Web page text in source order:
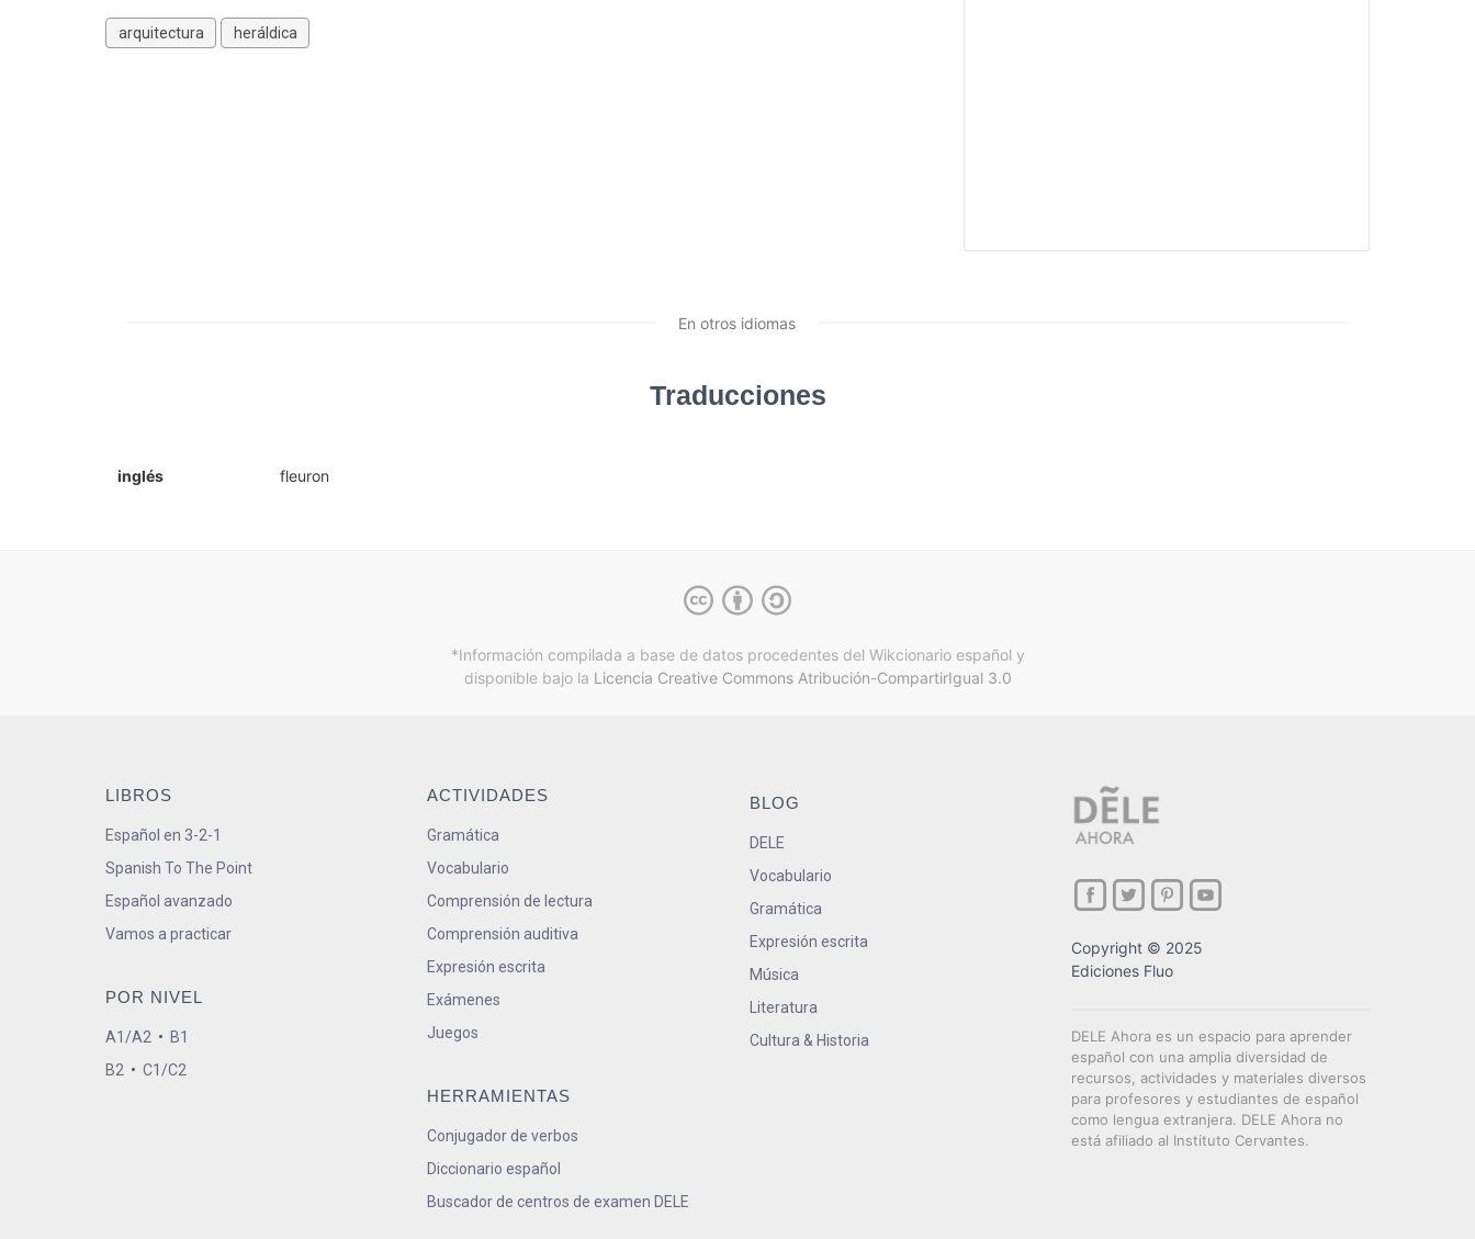
arquitectura heráldica
En otros idiomas
Traducciones
inglés fleuron
*Información compilada a base de datos procedentes del Wikcionario español y
disponible bajo la Licencia Creative Commons Atribución-CompartirIgual 3.0
LIBROS
Español en 3-2-1
Spanish To The Point
Español avanzado
Vamos a practicar
POR NIVEL
A1/A2 • B1
B2 • C1/C2
ACTIVIDADES
Gramática
Vocabulario
Comprensión de lectura
Comprensión auditiva
Expresión escrita
Exámenes
Juegos
HERRAMIENTAS
Conjugador de verbos
Diccionario español
Buscador de centros de examen DELE
BLOG
DELE
Vocabulario
Gramática
Expresión escrita
Música
Literatura
Cultura & Historia
Copyright © 2025
Ediciones Fluo
DELE Ahora es un espacio para aprender
español con una amplia diversidad de
recursos, actividades y materiales diversos
para profesores y estudiantes de español
como lengua extranjera. DELE Ahora no
está afiliado al Instituto Cervantes.